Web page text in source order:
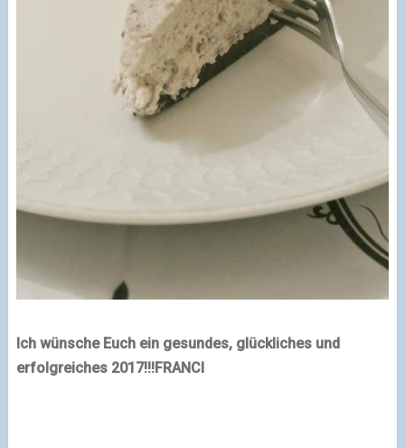
Ich wünsche Euch ein gesundes, glückliches und
erfolgreiches 2017!!!FRANCI